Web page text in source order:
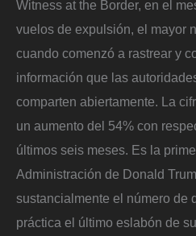
Witness at the Border, en el
vuelos de expulsión, el mayor
cuando comenzó a rastrear y
información que las
comparten abiertamente. La
un aumento del 54% con
últimos seis meses. Es la
Administración de Donald
sustancialmente el número de
práctica el último eslabón de